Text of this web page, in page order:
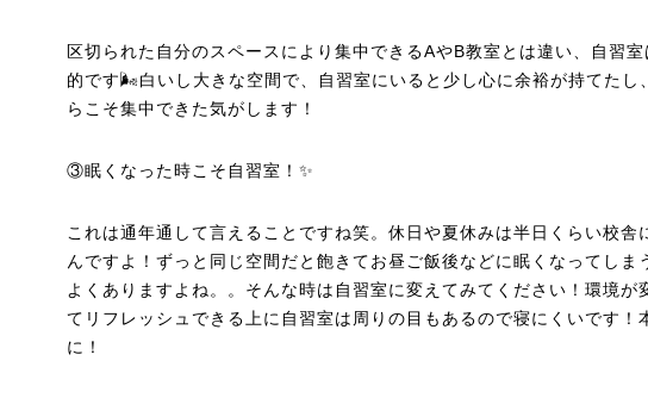
区切られた自分のスペースにより集中できるAやB教室とは違い、自習室
的です🌬️白いし大きな空間で、自習室にいると少し心に余裕が持てたし
らこそ集中できた気がします！
③眠くなった時こそ自習室！✨
これは通年通して言えることですね笑。休日や夏休みは半日くらい校舎
んですよ！ずっと同じ空間だと飽きてお昼ご飯後などに眠くなってしま
よくありますよね。。そんな時は自習室に変えてみてください！環境が
てリフレッシュできる上に自習室は周りの目もあるので寝にくいです！
に！